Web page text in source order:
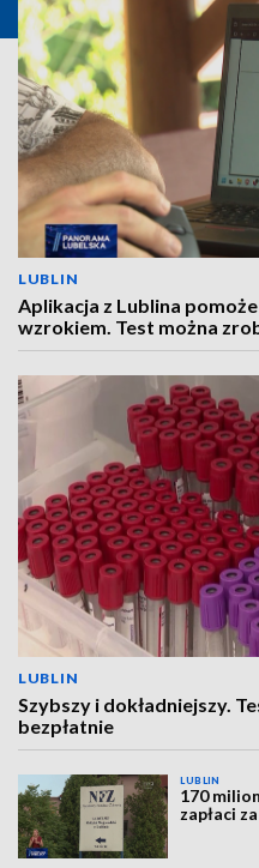
LUBLIN
Aplikacja z Lublina
wzrokiem. Test można
LUBLIN
Szybszy i dokładniejszy.
bezpłatnie
LUBLIN
170
zapłaci